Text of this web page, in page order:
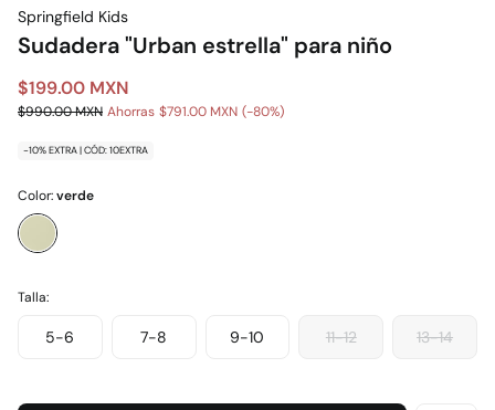
Springfield Kids
Sudadera "Urban estrella" para niño
$199.00 MXN
$990.00 MXN Ahorras $791.00 MXN 80
-10% EXTRA | CÓD: 10EXTRA
Color:verde
Talla:
5-6 7-8 9-10 11-12 13-14